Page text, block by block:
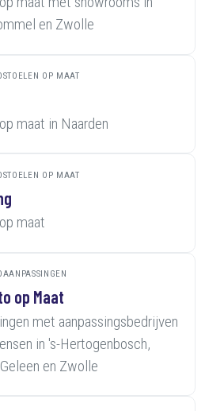
en Zwolle
OP MAAT
maat in Naarden
OP MAAT
maat
op Maat
met aanpassingsbedrijven
in 's-Hertogenbosch,
en Zwolle